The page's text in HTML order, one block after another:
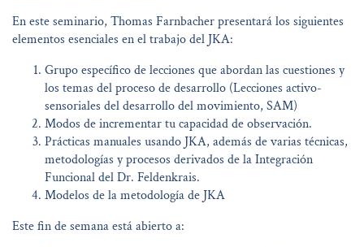
En este seminario, Thomas Farnbacher presentará los siguientes
elementos esenciales en el trabajo del JKA:
Grupo específico de lecciones que abordan las cuestiones y
los temas del proceso de desarrollo (Lecciones activo-
sensoriales del desarrollo del movimiento, SAM)
Modos de incrementar tu capacidad de observación.
Prácticas manuales usando JKA, además de varias técnicas,
metodologías y procesos derivados de la Integración
Funcional del Dr. Feldenkrais.
Modelos de la metodología de JKA
Este fin de semana está abierto a: